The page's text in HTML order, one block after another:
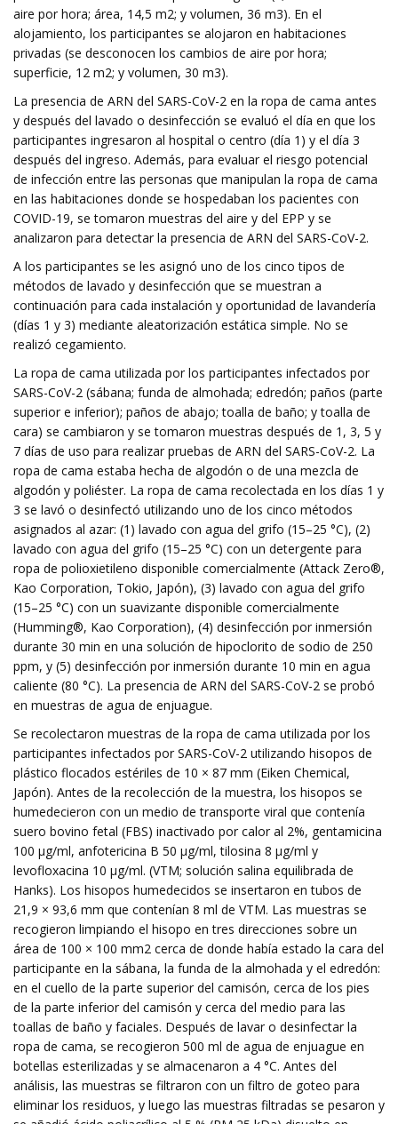
aire por hora; área, 14,5 m2; y volumen, 36 m3). En el
alojamiento, los participantes se alojaron en habitaciones
privadas (se desconocen los cambios de aire por hora;
superficie, 12 m2; y volumen, 30 m3).
La presencia de ARN del SARS-CoV-2 en la ropa de cama antes
y después del lavado o desinfección se evaluó el día en que los
participantes ingresaron al hospital o centro (día 1) y el día 3
después del ingreso. Además, para evaluar el riesgo potencial
de infección entre las personas que manipulan la ropa de cama
en las habitaciones donde se hospedaban los pacientes con
COVID-19, se tomaron muestras del aire y del EPP y se
analizaron para detectar la presencia de ARN del SARS-CoV-2.
A los participantes se les asignó uno de los cinco tipos de
métodos de lavado y desinfección que se muestran a
continuación para cada instalación y oportunidad de lavandería
(días 1 y 3) mediante aleatorización estática simple. No se
realizó cegamiento.
La ropa de cama utilizada por los participantes infectados por
SARS-CoV-2 (sábana; funda de almohada; edredón; paños (parte
superior e inferior); paños de abajo; toalla de baño; y toalla de
cara) se cambiaron y se tomaron muestras después de 1, 3, 5 y
7 días de uso para realizar pruebas de ARN del SARS-CoV-2. La
ropa de cama estaba hecha de algodón o de una mezcla de
algodón y poliéster. La ropa de cama recolectada en los días 1 y
3 se lavó o desinfectó utilizando uno de los cinco métodos
asignados al azar: (1) lavado con agua del grifo (15–25 °C), (2)
lavado con agua del grifo (15–25 °C) con un detergente para
ropa de polioxietileno disponible comercialmente (Attack Zero®,
Kao Corporation, Tokio, Japón), (3) lavado con agua del grifo
(15–25 °C) con un suavizante disponible comercialmente
(Humming®, Kao Corporation), (4) desinfección por inmersión
durante 30 min en una solución de hipoclorito de sodio de 250
ppm, y (5) desinfección por inmersión durante 10 min en agua
caliente (80 °C). La presencia de ARN del SARS-CoV-2 se probó
en muestras de agua de enjuague.
Se recolectaron muestras de la ropa de cama utilizada por los
participantes infectados por SARS-CoV-2 utilizando hisopos de
plástico flocados estériles de 10 × 87 mm (Eiken Chemical,
Japón). Antes de la recolección de la muestra, los hisopos se
humedecieron con un medio de transporte viral que contenía
suero bovino fetal (FBS) inactivado por calor al 2%, gentamicina
100 μg/ml, anfotericina B 50 μg/ml, tilosina 8 μg/ml y
levofloxacina 10 μg/ml. (VTM; solución salina equilibrada de
Hanks). Los hisopos humedecidos se insertaron en tubos de
21,9 × 93,6 mm que contenían 8 ml de VTM. Las muestras se
recogieron limpiando el hisopo en tres direcciones sobre un
área de 100 × 100 mm2 cerca de donde había estado la cara del
participante en la sábana, la funda de la almohada y el edredón:
en el cuello de la parte superior del camisón, cerca de los pies
de la parte inferior del camisón y cerca del medio para las
toallas de baño y faciales. Después de lavar o desinfectar la
ropa de cama, se recogieron 500 ml de agua de enjuague en
botellas esterilizadas y se almacenaron a 4 °C. Antes del
análisis, las muestras se filtraron con un filtro de goteo para
eliminar los residuos, y luego las muestras filtradas se pesaron y